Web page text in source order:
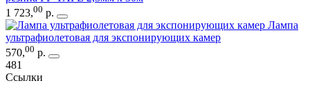
1 723,00 р.
Лампа
ультрафиолетовая для экспонирующих камер
570,00 р.
481
Ссылки